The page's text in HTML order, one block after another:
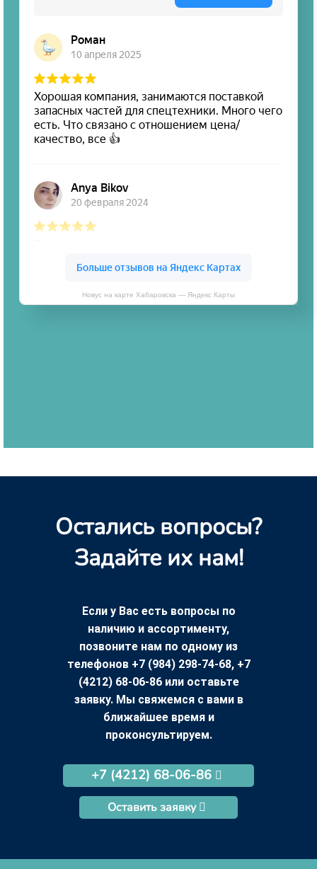
Новус на карте Хабаровска — Яндекс Карты
Остались вопросы?
Задайте их нам!
Если у Вас есть вопросы по
наличию и ассортименту,
позвоните нам по одному из
телефонов +7 (984) 298-74-68, +7
(4212) 68-06-86 или оставьте
заявку. Мы свяжемся с вами в
ближайшее время и
проконсультируем.
+7 (4212) 68-06-86
Оставить заявку